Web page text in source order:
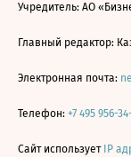
Учредитель: АО
Главный редактор:
Электронная почта:
Телефон: +7 495 956-
Сайт использует IP